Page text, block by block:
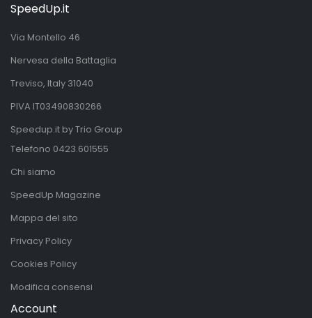
SpeedUp.it
Via Montello 46
Nervesa della Battaglia
Treviso, Italy 31040
PIVA IT03490830266
Speedup.it by Trio Group
Telefono 0423.601555
Chi siamo
SpeedUp Magazine
Mappa del sito
Privacy Policy
Cookies Policy
Modifica consensi
Account